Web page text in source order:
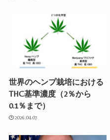
世界のヘンプ栽培における
THC基準濃度（2％から
0.1％まで）
2026.04.07